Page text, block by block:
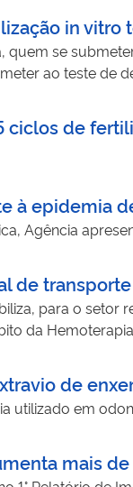
in vitro
quem se
ao teste de
ciclos de
à epidemia
Agência
de
para o setor
da
de
utilizado em
mais de